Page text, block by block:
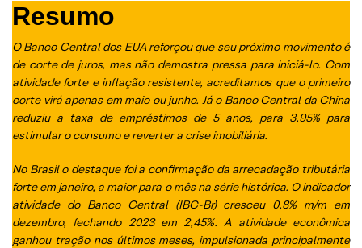
Resumo
O Banco Central dos EUA reforçou que seu próximo movimento é
de corte de juros, mas não demostra pressa para iniciá-lo. Com
atividade forte e inflação resistente, acreditamos que o primeiro
corte virá apenas em maio ou junho. Já o Banco Central da China
reduziu a taxa de empréstimos de 5 anos, para 3,95% para
estimular o consumo e reverter a crise imobiliária.
No Brasil o destaque foi a confirmação da arrecadação tributária
forte em janeiro, a maior para o mês na série histórica. O indicador
atividade do Banco Central (IBC-Br) cresceu 0,8% m/m em
dezembro, fechando 2023 em 2,45%. A atividade econômica
ganhou tração nos últimos meses, impulsionada principalmente